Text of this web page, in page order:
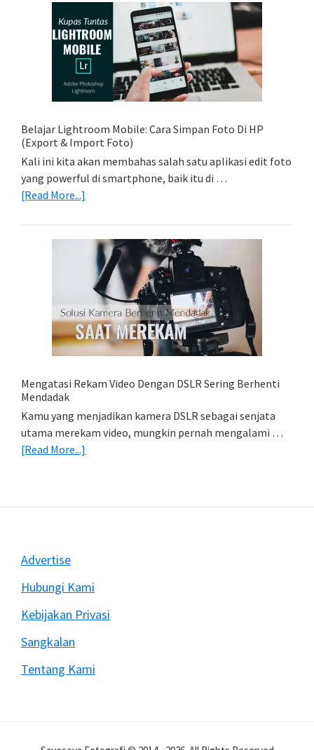
Sederhana:
Memadukan
Foto
Light
Trail
Dengan
Belajar Lightroom Mobile: Cara Simpan Foto Di HP
(Export & Import Foto)
Kali ini kita akan membahas salah satu aplikasi edit foto
yang powerful di smartphone, baik itu di …
[Read More...]
Mobile:
Cara
Simpan
Foto
Di
HP
(Export
Import
Mengatasi Rekam Video Dengan DSLR Sering Berhenti
Mendadak
Kamu yang menjadikan kamera DSLR sebagai senjata
utama merekam video, mungkin pernah mengalami …
[Read More...]
Mendadak
Footer
Advertise
Hubungi Kami
Kebijakan Privasi
Sangkalan
Tentang Kami